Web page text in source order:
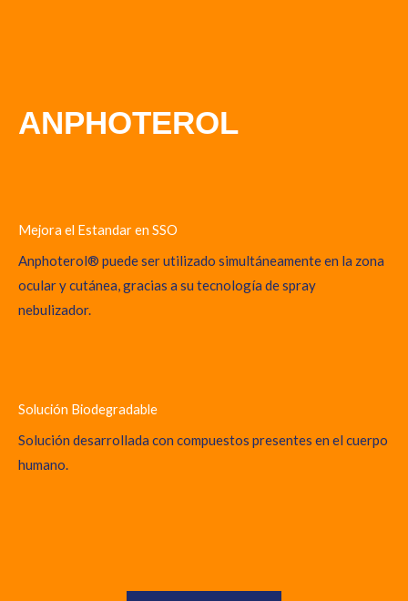
ANPHOTEROL
Mejora el Estandar en SSO
Anphoterol® puede ser utilizado simultáneamente en la zona
ocular y cutánea, gracias a su tecnología de spray
nebulizador.
Solución Biodegradable
Solución desarrollada con compuestos presentes en el cuerpo
humano.